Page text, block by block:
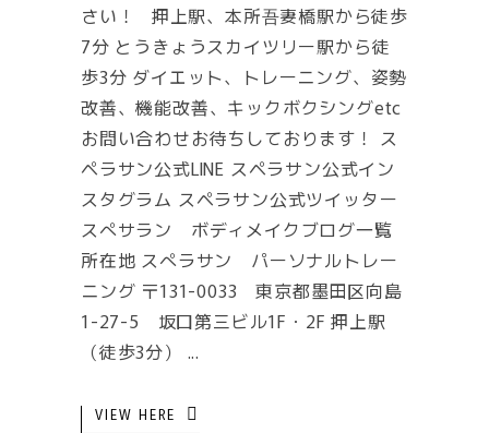
さい！ 押上駅、本所吾妻橋駅から徒歩
7分 とうきょうスカイツリー駅から徒
歩3分 ダイエット、トレーニング、姿勢
改善、機能改善、キックボクシングetc
お問い合わせお待ちしております！ ス
ペラサン公式LINE スペラサン公式イン
スタグラム スペラサン公式ツイッター
スぺサラン ボディメイクブログ一覧
所在地 スぺラサン パーソナルトレー
ニング 〒131-0033 東京都墨田区向島
1-27-5 坂口第三ビル1F・2F 押上駅
（徒歩3分）
VIEW HERE